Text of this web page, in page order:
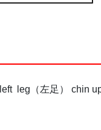
を動か
（左足） chin up